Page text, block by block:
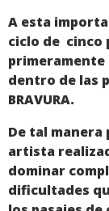
A esta
ciclo de cinco
primeramente
dentro de las
BRAVURA.
De tal manera
artista
dominar
dificultades